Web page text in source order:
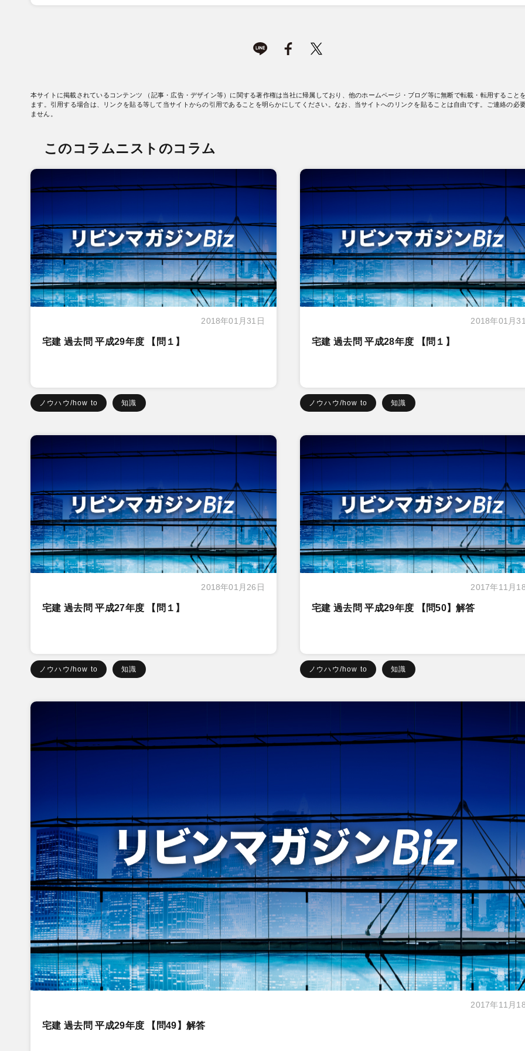
本サイトに掲載されているコンテンツ （記事・広告・デザイン等）に関する著作権は当社に帰属しており、他のホームページ・ブログ等に無断で転載・転用すること
ます。引用する場合は、リンクを貼る等して当サイトからの引用であることを明らかにしてください。なお、当サイトへのリンクを貼ることは自由です。ご連絡の必
ません。
このコラムニストのコラム
2018年01月31日
宅建 過去問 平成29年度 【問１】
ノウハウ/how to 知識
2018年01月
宅建 過去問 平成28年度 【問１】
ノウハウ/how to 知識
2018年01月26日
宅建 過去問 平成27年度 【問１】
ノウハウ/how to 知識
2017年11月
宅建 過去問 平成29年度 【問50】解答
ノウハウ/how to 知識
2017年11月
宅建 過去問 平成29年度 【問49】解答